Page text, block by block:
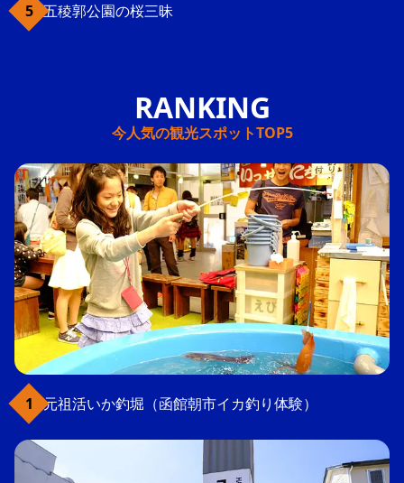
五稜郭公園の桜三昧
今人気の観光スポットTOP5
元祖活いか釣堀（函館朝市イカ釣り体験）